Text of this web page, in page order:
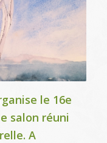
le 16e
salon réuni
A